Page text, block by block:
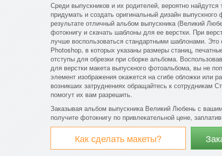
Среди выпускников и их родителей, вероятно
придумать и создать оригинальный дизайн
результате отличный альбом выпускника (Великий
фотокнигу и скачать шаблоны для ее верстки. При
лучше воспользоваться стандартными шаблонами.
Photoshop, в которых указаны размеры станиц,
отступы для обрезки при сборке альбома.
для верстки макета выпускного фотоальбома, вы не
элемент изображения окажется на сгибе обложки или
возникших затруднениях обращайтесь к сотрудникам
помогут их вам разрешить.
Заказывая альбом выпускника Великий Любень с
получите фотокнигу по привлекательной цене,
Как сделать макеты?